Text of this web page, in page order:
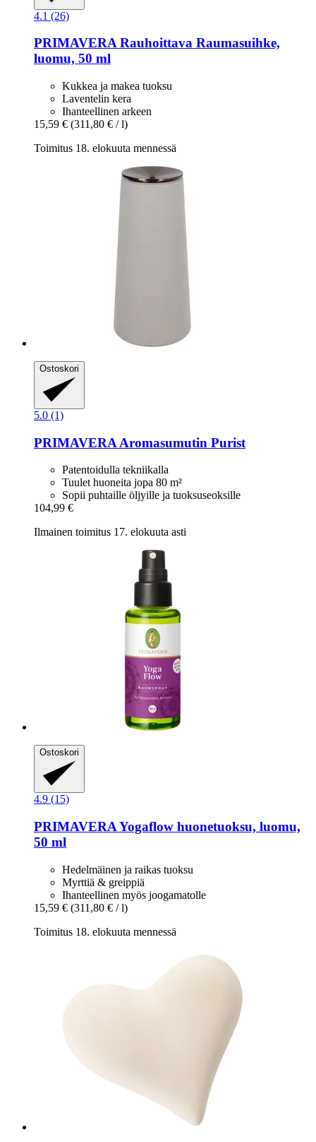
4.1 (26)
PRIMAVERARauhoittava Raumasuihke,
luomu, 50 ml
Kukkea ja makea tuoksu
Laventelin kera
Ihanteellinen arkeen
15,59 € (311,80 € / l)
Toimitus 18. elokuuta mennessä
Ostoskori
5.0 (1)
PRIMAVERA Aromasumutin Purist
Patentoidulla tekniikalla
Tuulet huoneita jopa 80 m²
Sopii puhtaille öljyille ja tuoksuseoksille
104,99 €
Ilmainen toimitus 17. elokuuta asti
Ostoskori
4.9 (15)
PRIMAVERAYogaflow huonetuoksu, luomu,
50 ml
Hedelmäinen ja raikas tuoksu
Myrttiä & greippiä
Ihanteellinen myös joogamatolle
15,59 € (311,80 € / l)
Toimitus 18. elokuuta mennessä